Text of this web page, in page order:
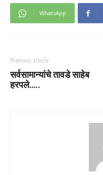
WhatsApp
Previous article
सर्वसामान्यांचे तावडे साहेब
हरपले…..